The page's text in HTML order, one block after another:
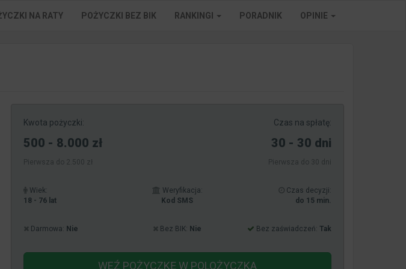
NA RATY POŻYCZKI BEZ BIK RANKINGI PORADNIK OPINIE
Kwota pożyczki:
500 - 8.000 zł
Pierwsza do 2.500 zł
Czas na spłatę:
30 - 30 dni
Pierwsza do 30 dni
Wiek:
18 - 76 lat
Weryfikacja:
Kod SMS
Czas decyzji:
do 15 min.
Darmowa: Nie Bez BIK: Nie Bez zaświadczeń: Tak
WEŹ POŻYCZKĘ W POLOŻYCZKA